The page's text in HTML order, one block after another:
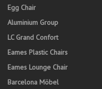
Egg Chair
Aluminium Group
LC Grand Confort
Eames Plastic Chairs
Eames Lounge Chair
Barcelona Möbel